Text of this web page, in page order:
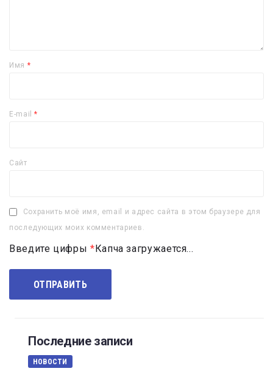
Имя *
E-mail*
Сайт
Сохранить моё имя, email и адрес сайта в этом браузере для
последующих моих комментариев.
Введите цифры * Капча загружается...
Последние записи
НОВОСТИ